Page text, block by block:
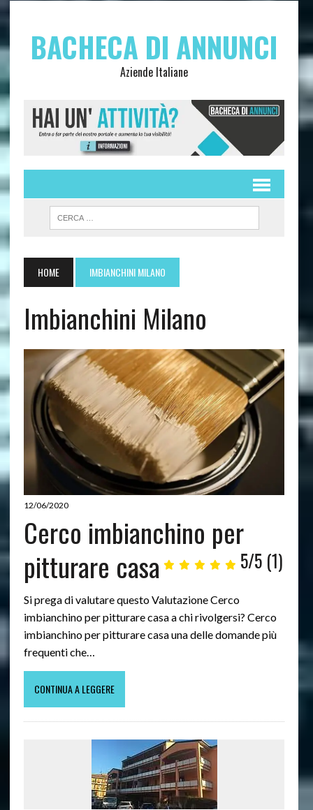
BACHECA DI ANNUNCI
Aziende Italiane
HOME IMBIANCHINI MILANO
Imbianchini Milano
12/06/2020
Cerco imbianchino per
pitturare casa
5/5 (1)
Si prega di valutare questo Valutazione Cerco
imbianchino per pitturare casa a chi rivolgersi? Cerco
imbianchino per pitturare casa una delle domande più
frequenti che…
CONTINUA A LEGGERE